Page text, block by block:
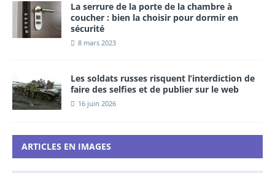
La serrure de la porte de la chambre à
coucher : bien la choisir pour dormir en
sécurité
8 mars 2023
Les soldats russes risquent l’interdiction de
faire des selfies et de publier sur le web
16 juin 2026
ARTICLES EN IMAGES